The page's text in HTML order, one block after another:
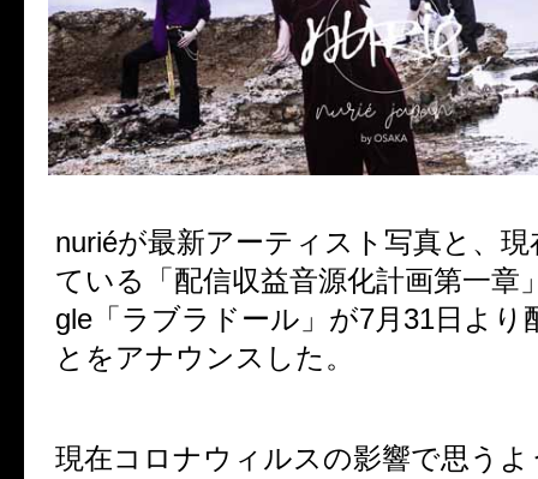
nuriéが最新アーティスト写真と、
ている「配信収益音源化計画第一章
gle「ラブラドール」が7月31日より
とをアナウンスした。
現在コロナウィルスの影響で思うよ